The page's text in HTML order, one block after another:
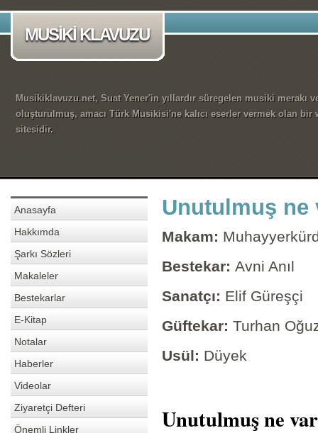
MUSİKİ KLAVUZU
Musikiklavuzu.net, Suat Yener'in yıllardır süregelen musiki merakı
oluşturulmuş, amacı Türk Musikisi'ne kalıcı eserler vermek olan bir
sitesidir.
Anasayfa
Hakkımda
Şarkı Sözleri
Makaleler
Bestekarlar
E-Kitap
Notalar
Haberler
Videolar
Ziyaretçi Defteri
Önemli Linkler
Unutulmuş ne
Makam:
Bestekar: Avni Anıl
Sanatçı: Elif Güreşçi
Güftekar: Turhan
Usül: Düyek
Unutulmuş ne